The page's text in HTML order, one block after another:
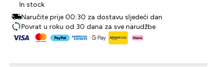
In stock
Naručite prije 00:30 za dostavu sljedeći dan
Povrat u roku od 30 dana za sve narudžbe